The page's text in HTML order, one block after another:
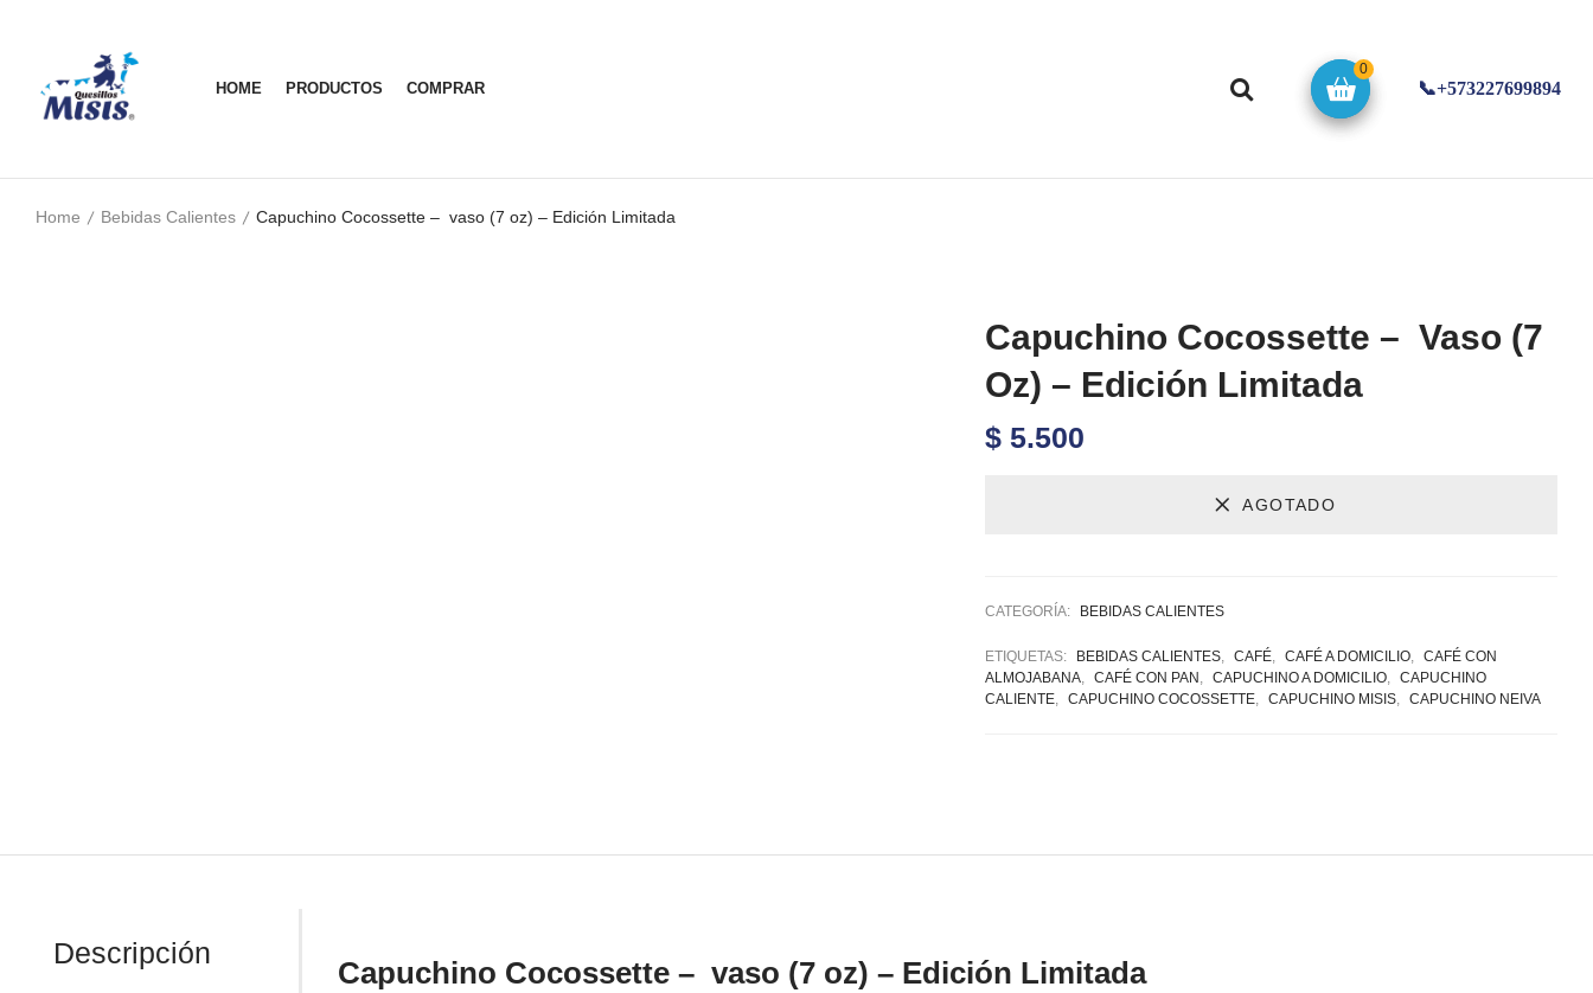
HOME PRODUCTOS COMPRAR
0
📞+573227699894
Home Bebidas Calientes Capuchino Cocossette – vaso (7 oz) – Edición Limitada
Capuchino Cocossette – Vaso (7
Oz) – Edición Limitada
$ 5.500
AGOTADO
CATEGORÍA: BEBIDAS CALIENTES
ETIQUETAS: BEBIDAS CALIENTES, CAFÉ, CAFÉ A DOMICILIO,
CAFÉ CON
ALMOJABANA, CAFÉ CON PAN , CAPUCHINO A DOMICILIO,
CAPUCHINO
CALIENTE, CAPUCHINO COCOSSETTE, CAPUCHINO MISIS, CAPUCHINO NEIVA
Descripción
Capuchino Cocossette – vaso (7 oz) – Edición Limitada